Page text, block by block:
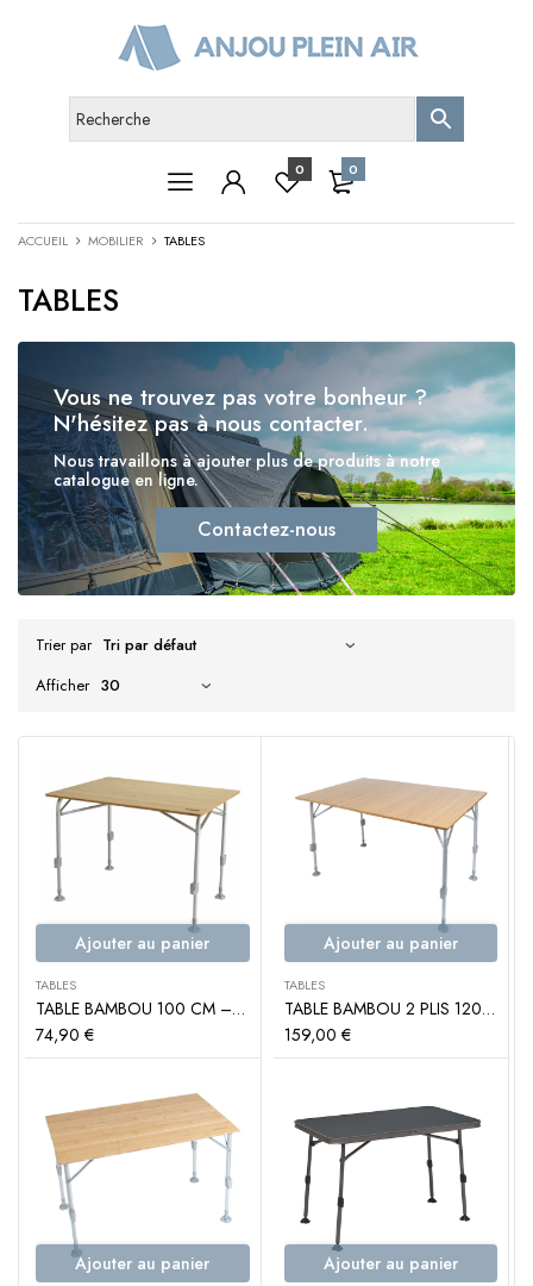
0 0
ACCUEIL MOBILIER TABLES
TABLES
Vous ne trouvez pas votre bonheur ?
N'hésitez pas à nous contacter.
Nous travaillons à ajouter plus de produits à notre
catalogue en ligne.
Contactez-nous
Trier par
Afficher
Ajouter au panier
TABLES
TABLE BAMBOU 100 CM – TRIGANO
74,90 €
Ajouter au panier
TABLES
TABLE BAMBOU 2 PLIS 120 CM – TRIGANO
159,00 €
Ajouter au panier Ajouter au panier